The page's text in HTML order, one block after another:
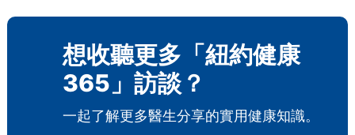
想收聽更多「紐約健康
365」訪談？
一起了解更多醫生分享的實用健康知識。